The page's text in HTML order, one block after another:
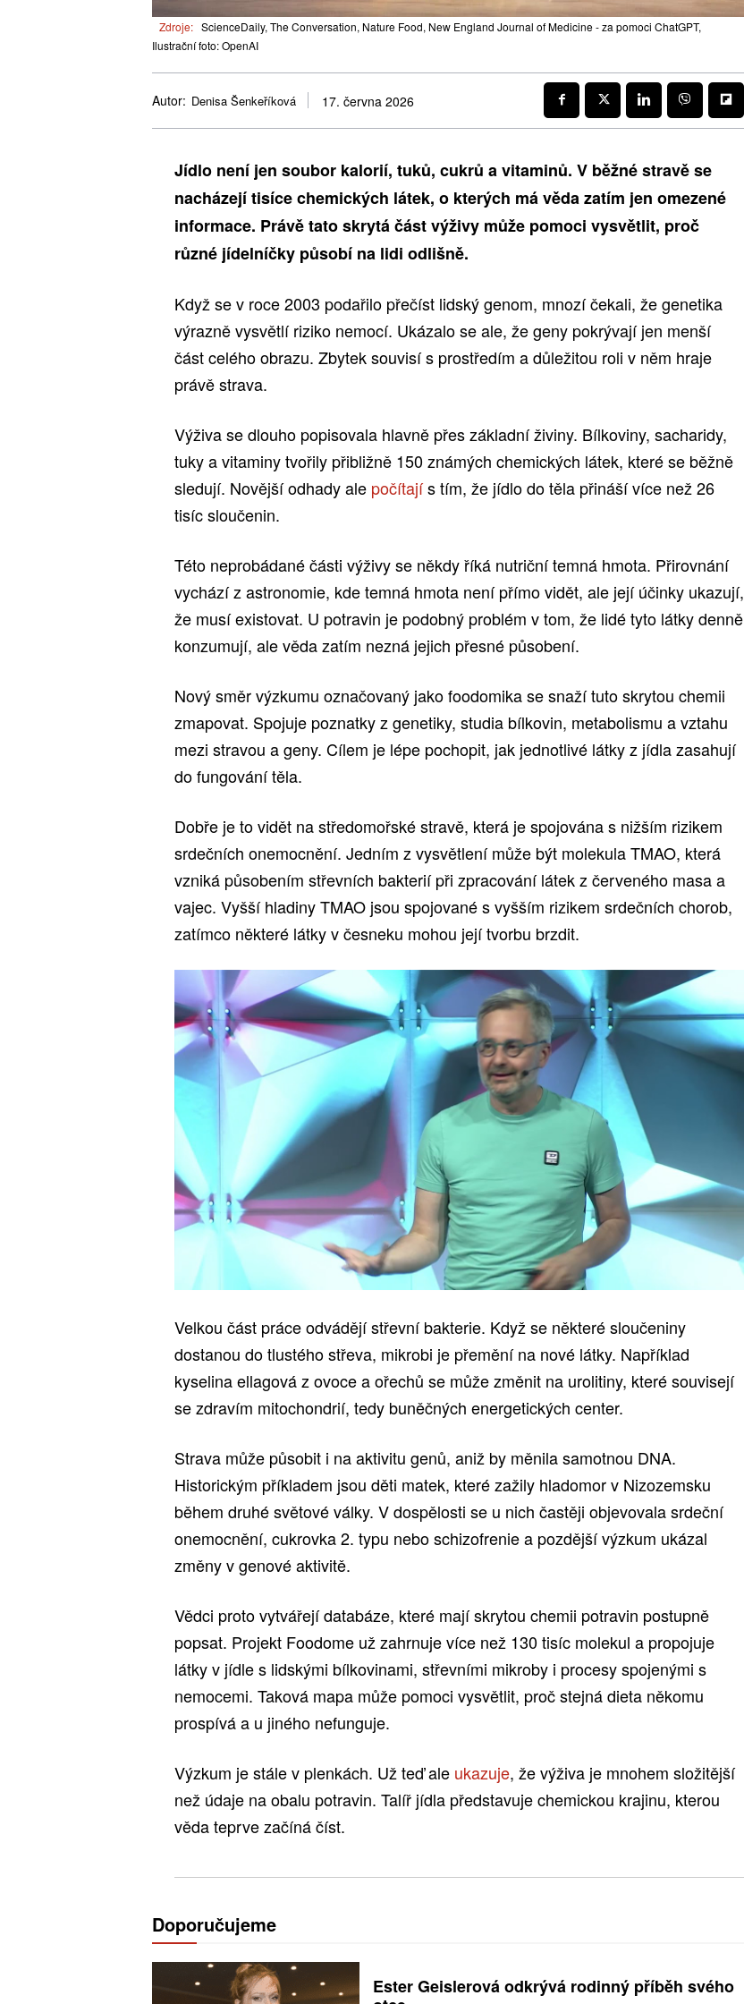
Zdroje: ScienceDaily, The Conversation, Nature Food, New England Journal of Medicine - za pomoci ChatGPT,
Ilustrační foto: OpenAI
Autor: Denisa Šenkeříková 17. června 2026
Jídlo není jen soubor kalorií, tuků, cukrů a vitaminů. V běžné stravě se
nacházejí tisíce chemických látek, o kterých má věda zatím jen omezené
informace. Právě tato skrytá část výživy může pomoci vysvětlit, proč
různé jídelníčky působí na lidi odlišně.
Když se v roce 2003 podařilo přečíst lidský genom, mnozí čekali, že genetika
výrazně vysvětlí riziko nemocí. Ukázalo se ale, že geny pokrývají jen menší
část celého obrazu. Zbytek souvisí s prostředím a důležitou roli v něm hraje
právě strava.
Výživa se dlouho popisovala hlavně přes základní živiny. Bílkoviny, sacharidy,
tuky a vitaminy tvořily přibližně 150 známých chemických látek, které se běžně
sledují. Novější odhady ale počítajís tím, že jídlo do těla přináší více než 26
tisíc sloučenin.
Této neprobádané části výživy se někdy říká nutriční temná hmota. Přirovnání
vychází z astronomie, kde temná hmota není přímo vidět, ale její účinky ukazují,
že musí existovat. U potravin je podobný problém v tom, že lidé tyto látky denně
konzumují, ale věda zatím nezná jejich přesné působení.
Nový směr výzkumu označovaný jako foodomika se snaží tuto skrytou chemii
zmapovat. Spojuje poznatky z genetiky, studia bílkovin, metabolismu a vztahu
mezi stravou a geny. Cílem je lépe pochopit, jak jednotlivé látky z jídla zasahují
do fungování těla.
Dobře je to vidět na středomořské stravě, která je spojována s nižším rizikem
srdečních onemocnění. Jedním z vysvětlení může být molekula TMAO, která
vzniká působením střevních bakterií při zpracování látek z červeného masa a
vajec. Vyšší hladiny TMAO jsou spojované s vyšším rizikem srdečních chorob,
zatímco některé látky v česneku mohou její tvorbu brzdit.
Velkou část práce odvádějí střevní bakterie. Když se některé sloučeniny
dostanou do tlustého střeva, mikrobi je přemění na nové látky. Například
kyselina ellagová z ovoce a ořechů se může změnit na urolitiny, které souvisejí
se zdravím mitochondrií, tedy buněčných energetických center.
Strava může působit i na aktivitu genů, aniž by měnila samotnou DNA.
Historickým příkladem jsou děti matek, které zažily hladomor v Nizozemsku
během druhé světové války. V dospělosti se u nich častěji objevovala srdeční
onemocnění, cukrovka 2. typu nebo schizofrenie a pozdější výzkum ukázal
změny v genové aktivitě.
Vědci proto vytvářejí databáze, které mají skrytou chemii potravin postupně
popsat. Projekt Foodome už zahrnuje více než 130 tisíc molekul a propojuje
látky v jídle s lidskými bílkovinami, střevními mikroby i procesy spojenými s
nemocemi. Taková mapa může pomoci vysvětlit, proč stejná dieta někomu
prospívá a u jiného nefunguje.
Výzkum je stále v plenkách. Už teď ale ukazuje, že výživa je mnohem složitější
než údaje na obalu potravin. Talíř jídla představuje chemickou krajinu, kterou
věda teprve začíná číst.
Doporučujeme
Ester Geislerová odkrývá rodinný příběh svého